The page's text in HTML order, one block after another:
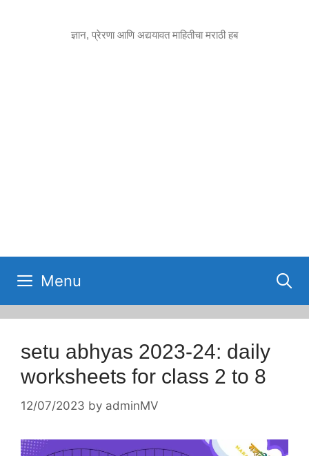
ज्ञान, प्रेरणा आणि अद्ययावत माहितीचा मराठी हब
Menu
setu abhyas 2023-24: daily
worksheets for class 2 to 8
12/07/2023 by adminMV